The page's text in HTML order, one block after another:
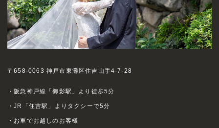
〒658-0063 神戸市東灘区住吉山手4-7-28
・阪急神戸線「御影駅」より徒歩5分
・JR「住吉駅」よりタクシーで5分
・お車でお越しのお客様